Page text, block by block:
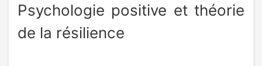
Psychologie positive et théorie
de la résilience